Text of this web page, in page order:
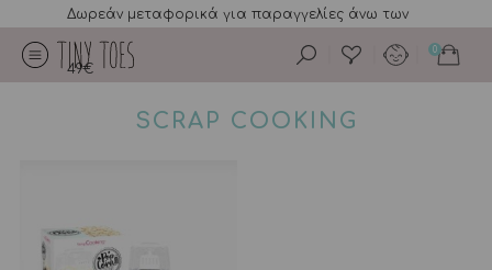
Δωρεάν μεταφορικά για παραγγελίες άνω των
49€
0
SCRAP COOKING